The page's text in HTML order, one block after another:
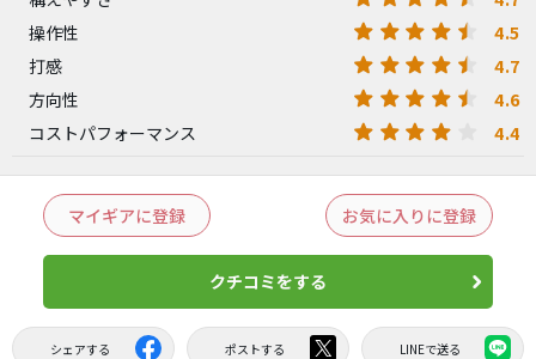
操作性 4.5
打感 4.7
方向性 4.6
コストパフォーマンス 4.4
マイギアに登録 お気に入りに登録
クチコミをする
シェアする ポストする LINEで送る